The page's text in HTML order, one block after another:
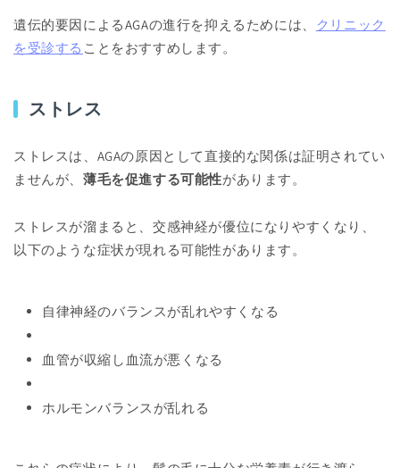
遺伝的要因によるAGAの進行を抑えるためには、
クリニック
を受診する ことをおすすめします。
ストレス
ストレスは、AGAの原因として直接的な関係は証明されてい
ませんが、 薄毛を促進する可能性があります。
ストレスが溜まると、交感神経が優位になりやすくなり、
以下のような症状が現れる可能性があります。
自律神経のバランスが乱れやすくなる
血管が収縮し血流が悪くなる
ホルモンバランスが乱れる